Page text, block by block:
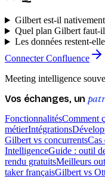
Gilbert est-il
Quel plan Gilbert faut-
Les données restent-
Connecter Confluence
Meeting intelligence
Vos échanges, un
FonctionnalitésComment
métierIntégrations
Gilbert vs concurrentsCas
IntelligenceGuide : outil
rendu gratuitsMeilleurs
taker françaisGilbert vs